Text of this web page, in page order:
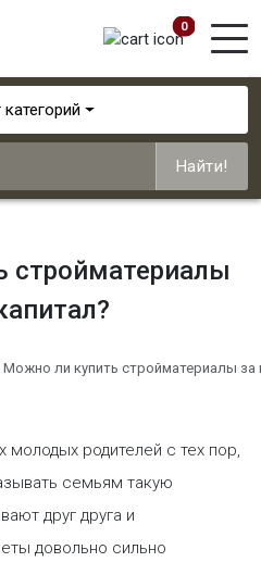
0
Найти!
стройматериалы
Можно ли купить стройматериалы за
молодых родителей с тех пор,
семьям такую
друг друга и
довольно сильно